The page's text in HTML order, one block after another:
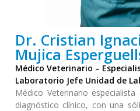
Dr. Cristian
Mujica
Médico Veterinario –
Laboratorio Jefe Unidad de
Médico Veterinario
diagnóstico clínico, con una